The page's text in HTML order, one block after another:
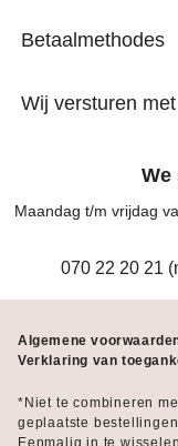
Betaalmethodes
Wij versturen met
We
Maandag t/m vrijdag
070 22 20 21
Algemene
Verklaring van
*Niet te combineren
geplaatste
Eenmalig in te